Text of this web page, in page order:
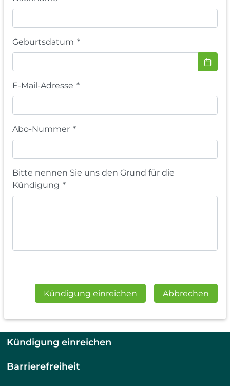
Geburtsdatum *
E-Mail-Adresse *
Abo-Nummer *
Bitte nennen Sie uns den Grund für die
Kündigung *
Kündigung einreichen Abbrechen
Kündigung einreichen
Barrierefreiheit